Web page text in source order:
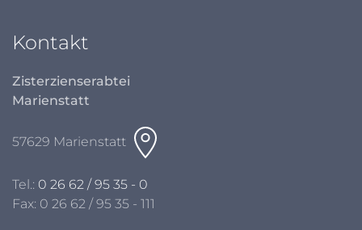
Kontakt
Zisterzienserabtei
Marienstatt
57629 Marienstatt
Tel.: 0 26 62 / 95 35 - 0
Fax: 0 26 62 / 95 35 - 111